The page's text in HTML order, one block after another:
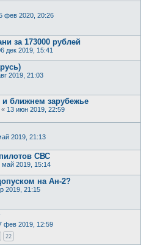
фев 2020, 20:26
за 173000 рублей
дек 2019, 15:41
2019, 21:03
ближнем зарубежье
« 13 июн 2019, 22:59
2019, 21:13
СВС
май 2019, 15:14
на Ан-2?
2019, 21:15
фев 2019, 12:59
22